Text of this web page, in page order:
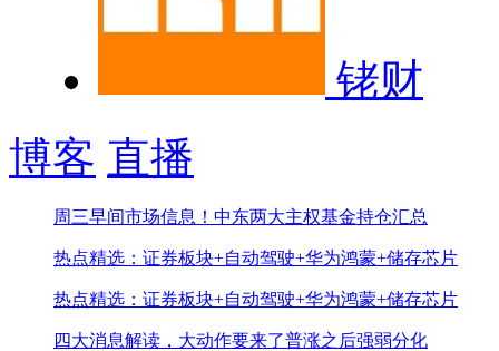
铑财
博客 直播
周三早间市场信息！ 中东两大主权基金持仓汇总
热点精选：证券板块+自动驾驶+华为鸿蒙+储存芯片
热点精选：证券板块+自动驾驶+华为鸿蒙+储存芯片
四大消息解读，大动作要来了普涨之后强弱分化